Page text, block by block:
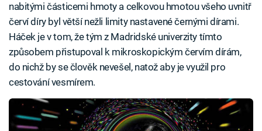
nabitými částicemi hmoty a celkovou hmotou všeho uvnitř
červí díry byl větší nežli limity nastavené černými dírami.
Háček je v tom, že tým z Madridské univerzity tímto
způsobem přistupoval k mikroskopickým červím dírám,
do nichž by se člověk nevešel, natož aby je využil pro
cestování vesmírem.